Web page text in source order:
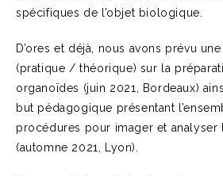
spécifiques de l’objet biologique.
D’ores et déjà, nous avons prévu
(pratique / théorique) sur la
organoïdes (juin 2021, Bordeaux)
but pédagogique présentant
procédures pour imager et
(automne 2021, Lyon).